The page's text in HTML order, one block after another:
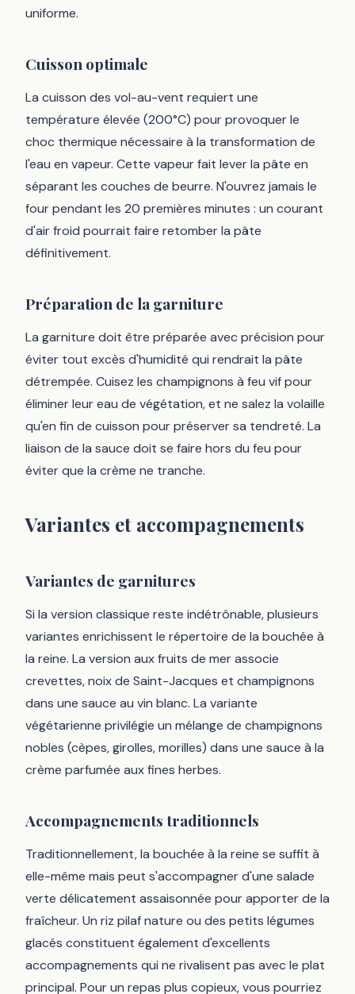
uniforme.
Cuisson optimale
La cuisson des vol-au-vent requiert une
température élevée (200°C) pour provoquer le
choc thermique nécessaire à la transformation de
l'eau en vapeur. Cette vapeur fait lever la pâte en
séparant les couches de beurre. N'ouvrez jamais le
four pendant les 20 premières minutes : un courant
d'air froid pourrait faire retomber la pâte
définitivement.
Préparation de la garniture
La garniture doit être préparée avec précision pour
éviter tout excès d'humidité qui rendrait la pâte
détrempée. Cuisez les champignons à feu vif pour
éliminer leur eau de végétation, et ne salez la volaille
qu'en fin de cuisson pour préserver sa tendreté. La
liaison de la sauce doit se faire hors du feu pour
éviter que la crème ne tranche.
Variantes et accompagnements
Variantes de garnitures
Si la version classique reste indétrônable, plusieurs
variantes enrichissent le répertoire de la bouchée à
la reine. La version aux fruits de mer associe
crevettes, noix de Saint-Jacques et champignons
dans une sauce au vin blanc. La variante
végétarienne privilégie un mélange de champignons
nobles (cèpes, girolles, morilles) dans une sauce à la
crème parfumée aux fines herbes.
Accompagnements traditionnels
Traditionnellement, la bouchée à la reine se suffit à
elle-même mais peut s'accompagner d'une salade
verte délicatement assaisonnée pour apporter de la
fraîcheur. Un riz pilaf nature ou des petits légumes
glacés constituent également d'excellents
accompagnements qui ne rivalisent pas avec le plat
principal. Pour un repas plus copieux, vous pourriez